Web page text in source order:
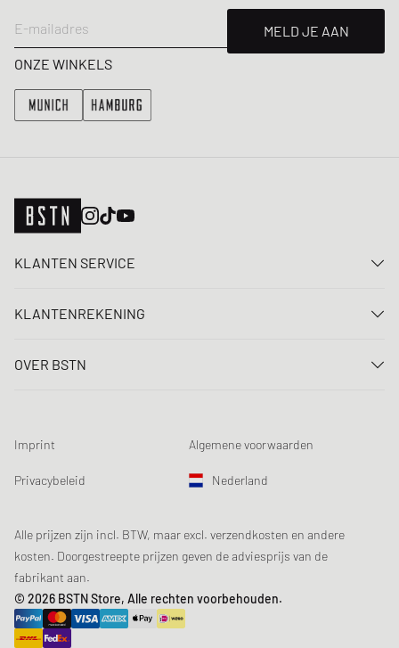
E-mailadres
MELD JE AAN
ONZE WINKELS
KLANTEN SERVICE
FAQ
Loyalty Program
Productveiligheid
KLANTENREKENING
Registreren
Aanmelden nieuwsbrief
Gegevenscontrole
OVER BSTN
Chronicles
Sustainability
Studentenkorting: EDiU
Imprint Algemene voorwaarden
Privacybeleid Nederland
Alle prijzen zijn incl. BTW, maar excl. verzendkosten en andere
kosten. Doorgestreepte prijzen geven de adviesprijs van de
fabrikant aan.
© 2026 BSTN Store, Alle rechten voorbehouden.